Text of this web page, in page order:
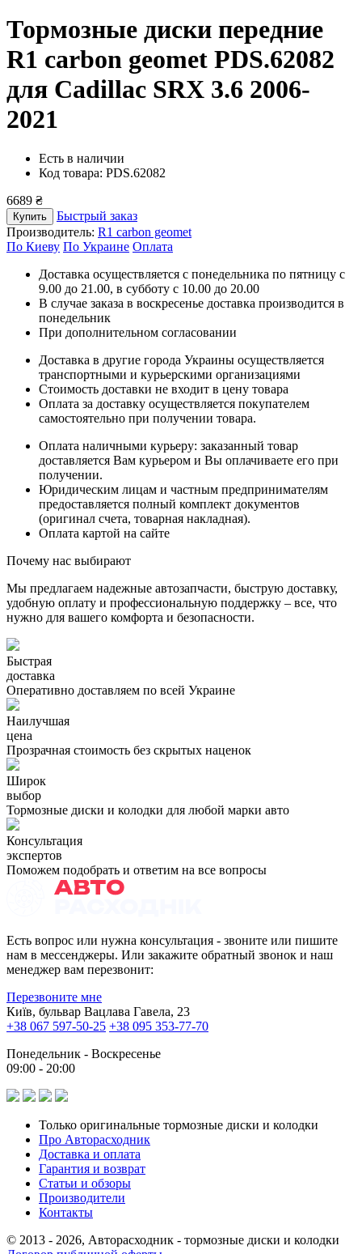
Тормозные диски передние
R1 carbon geomet PDS.62082
для Cadillac SRX 3.6 2006-
2021
Есть в наличии
Код товара: PDS.62082
6689 ₴
Купить
Быстрый заказ
Производитель: R1 carbon geomet
По Киеву По Украине Оплата
Доставка осуществляется с понедельника по пятницу с
9.00 до 21.00, в субботу с 10.00 до 20.00
В случае заказа в воскресенье доставка производится в
понедельник
При дополнительном согласовании
Доставка в другие города Украины осуществляется
транспортными и курьерскими организациями
Стоимость доставки не входит в цену товара
Оплата за доставку осуществляется покупателем
самостоятельно при получении товара.
Оплата наличными курьеру: заказанный товар
доставляется Вам курьером и Вы оплачиваете его при
получении.
Юридическим лицам и частным предпринимателям
предоставляется полный комплект документов
(оригинал счета, товарная накладная).
Оплата картой на сайте
Почему нас выбирают
Мы предлагаем надежные автозапчасти, быструю доставку,
удобную оплату и профессиональную поддержку – все, что
нужно для вашего комфорта и безопасности.
Быстрая
доставка
Оперативно доставляем по всей Украине
Наилучшая
цена
Прозрачная стоимость без скрытых наценок
Широк
выбор
Тормозные диски и колодки для любой марки авто
Консультация
экспертов
Поможем подобрать и ответим на все вопросы
Есть вопрос или нужна консультация - звоните или пишите
нам в мессенджеры. Или закажите обратный звонок и наш
менеджер вам перезвонит:
Перезвоните мне
Київ, бульвар Вацлава Гавела, 23
+38 067 597-50-25 +38 095 353-77-70
Понедельник - Воскресенье
09:00 - 20:00
Только оригинальные тормозные диски и колодки
Про Авторасходник
Доставка и оплата
Гарантия и возврат
Статьи и обзоры
Производители
Контакты
© 2013 - 2026, Авторасходник - тормозные диски и колодки